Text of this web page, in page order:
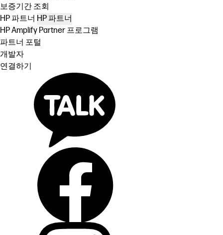
보증기간 조회
HP 파트너 HP 파트너
HP Amplify Partner 프로그램
파트너 포털
개발자
연결하기